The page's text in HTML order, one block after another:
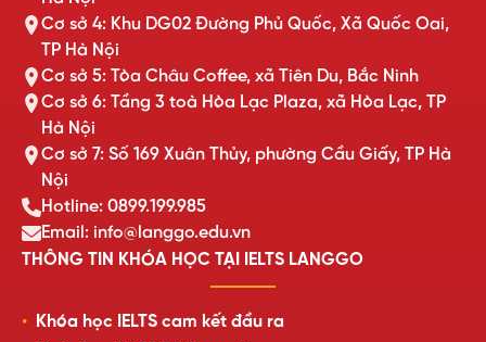
Cơ sở 4: Khu DG02 Đường Phủ Quốc, Xã Quốc Oai,
TP Hà Nội
Cơ sở 5: Tòa Châu Coffee, xã Tiên Du, Bắc Ninh
Cơ sở 6: Tầng 3 toà Hòa Lạc Plaza, xã Hòa Lạc, TP
Hà Nội
Cơ sở 7: Số 169 Xuân Thủy, phường Cầu Giấy, TP Hà
Nội
Hotline: 0899.199.985
Email: info@langgo.edu.vn
THÔNG TIN KHÓA HỌC TẠI IELTS LANGGO
Khóa học IELTS cam kết đầu ra